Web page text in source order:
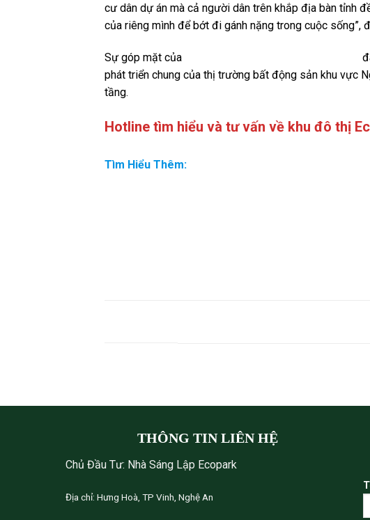
cư dân dự án mà cả người dân trên khắp địa bàn tỉnh
của riêng mình để bớt đi gánh nặng trong cuộc sống”,
Sự góp mặt của
phát triển chung của thị trường bất động sản khu vực
tầng.
Hotline tìm hiểu và tư vấn về khu đô thị
Tìm Hiểu Thêm:
THÔNG TIN LIÊN HỆ
Chủ Đầu Tư: Nhà Sáng Lập Ecopark
Địa chỉ: Hưng Hoà, TP Vinh, Nghệ An